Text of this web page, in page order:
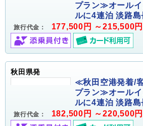
プラン≫オール
ルに4連泊 淡路
旅行代金： 177,500円 ～215,500円
秋田県発
≪秋田空港発着/
プラン≫オール
ルに4連泊 淡路
旅行代金： 182,500円 ～220,500円